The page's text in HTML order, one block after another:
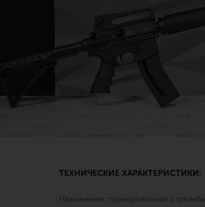
ТЕХНИЧЕСКИЕ ХАРАКТЕРИСТИКИ:
Назначение: тренировочная стрельба